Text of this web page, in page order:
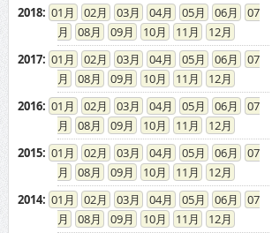
08
09 10 11
12
01 02 03 04 05 06
08
09 10 11
12
01 02 03 04 05 06
08
09 10 11
12
01 02 03 04 05 06
08
09 10 11
12
01 02 03 04 05 06
08
09 10 11
12
01 02 03 04 05 06